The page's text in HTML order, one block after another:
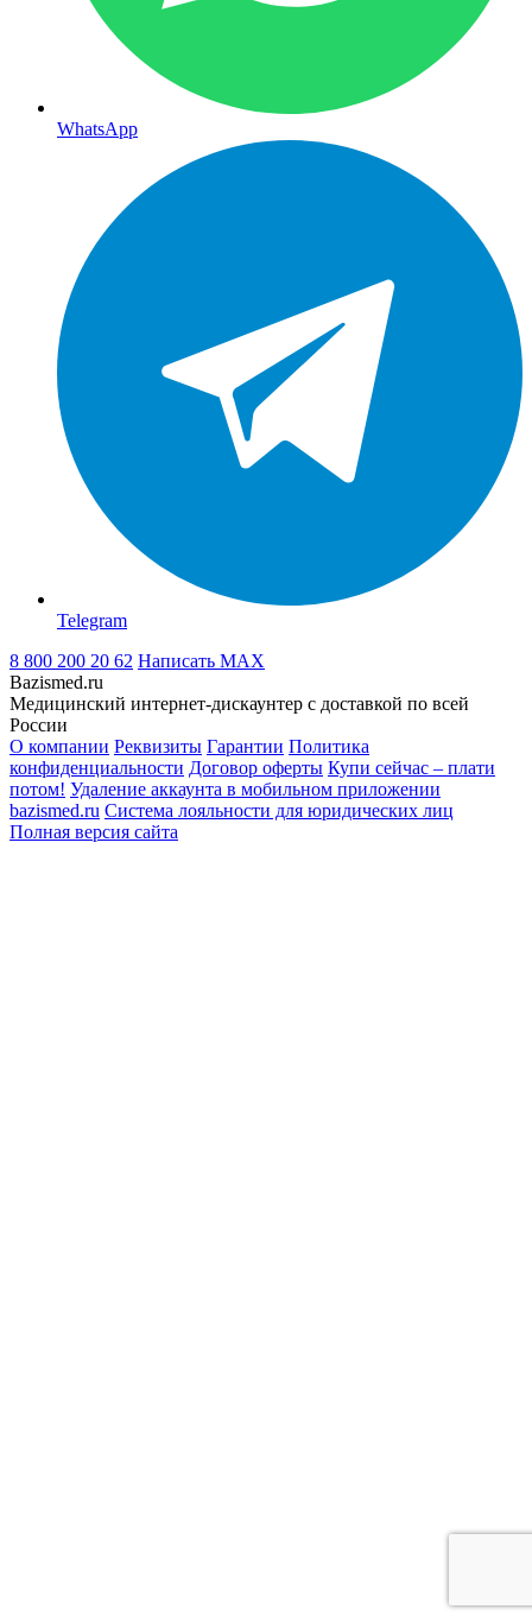
WhatsApp
Telegram
8 800 200 20 62 Написать MAX
Bazismed.ru
Медицинский интернет-дискаунтер с доставкой по всей
России
О компании Реквизиты Гарантии Политика
конфиденциальности Договор оферты Купи сейчас – плати
потом! Удаление аккаунта в мобильном приложении
bazismed.ru Система лояльности для юридических лиц
Полная версия сайта